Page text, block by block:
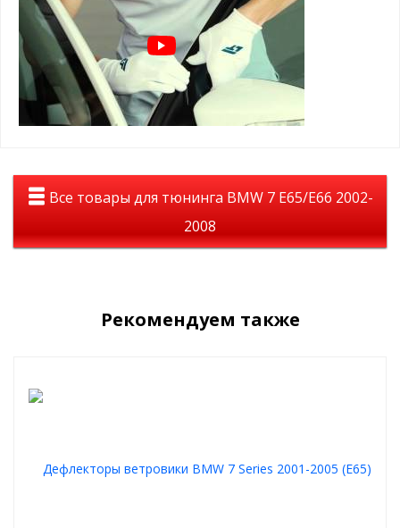
Цвет дефлекторов — темно-дымчатый, тонированный
На авто дефлекторы смотрятся полностью темными, но при
этом из салона автомобиля все отлично просматривается.
Материал: лёгкое и высококачественное оргстекло
Дефлекторы уберегут Вас от слепящего солнца, помогут в
Все товары для тюнинга BMW 7 E65/E66 2002-
2008
Рекомендуем также